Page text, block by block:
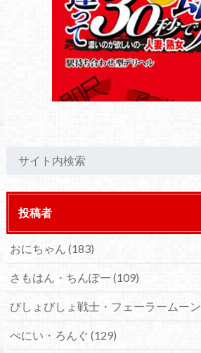
投稿者
おにちゃん (183)
さもはん・ちんぽー (109)
びしょびしょ戦士・フェーラームーン
ぺにい・ろんぐ (129)